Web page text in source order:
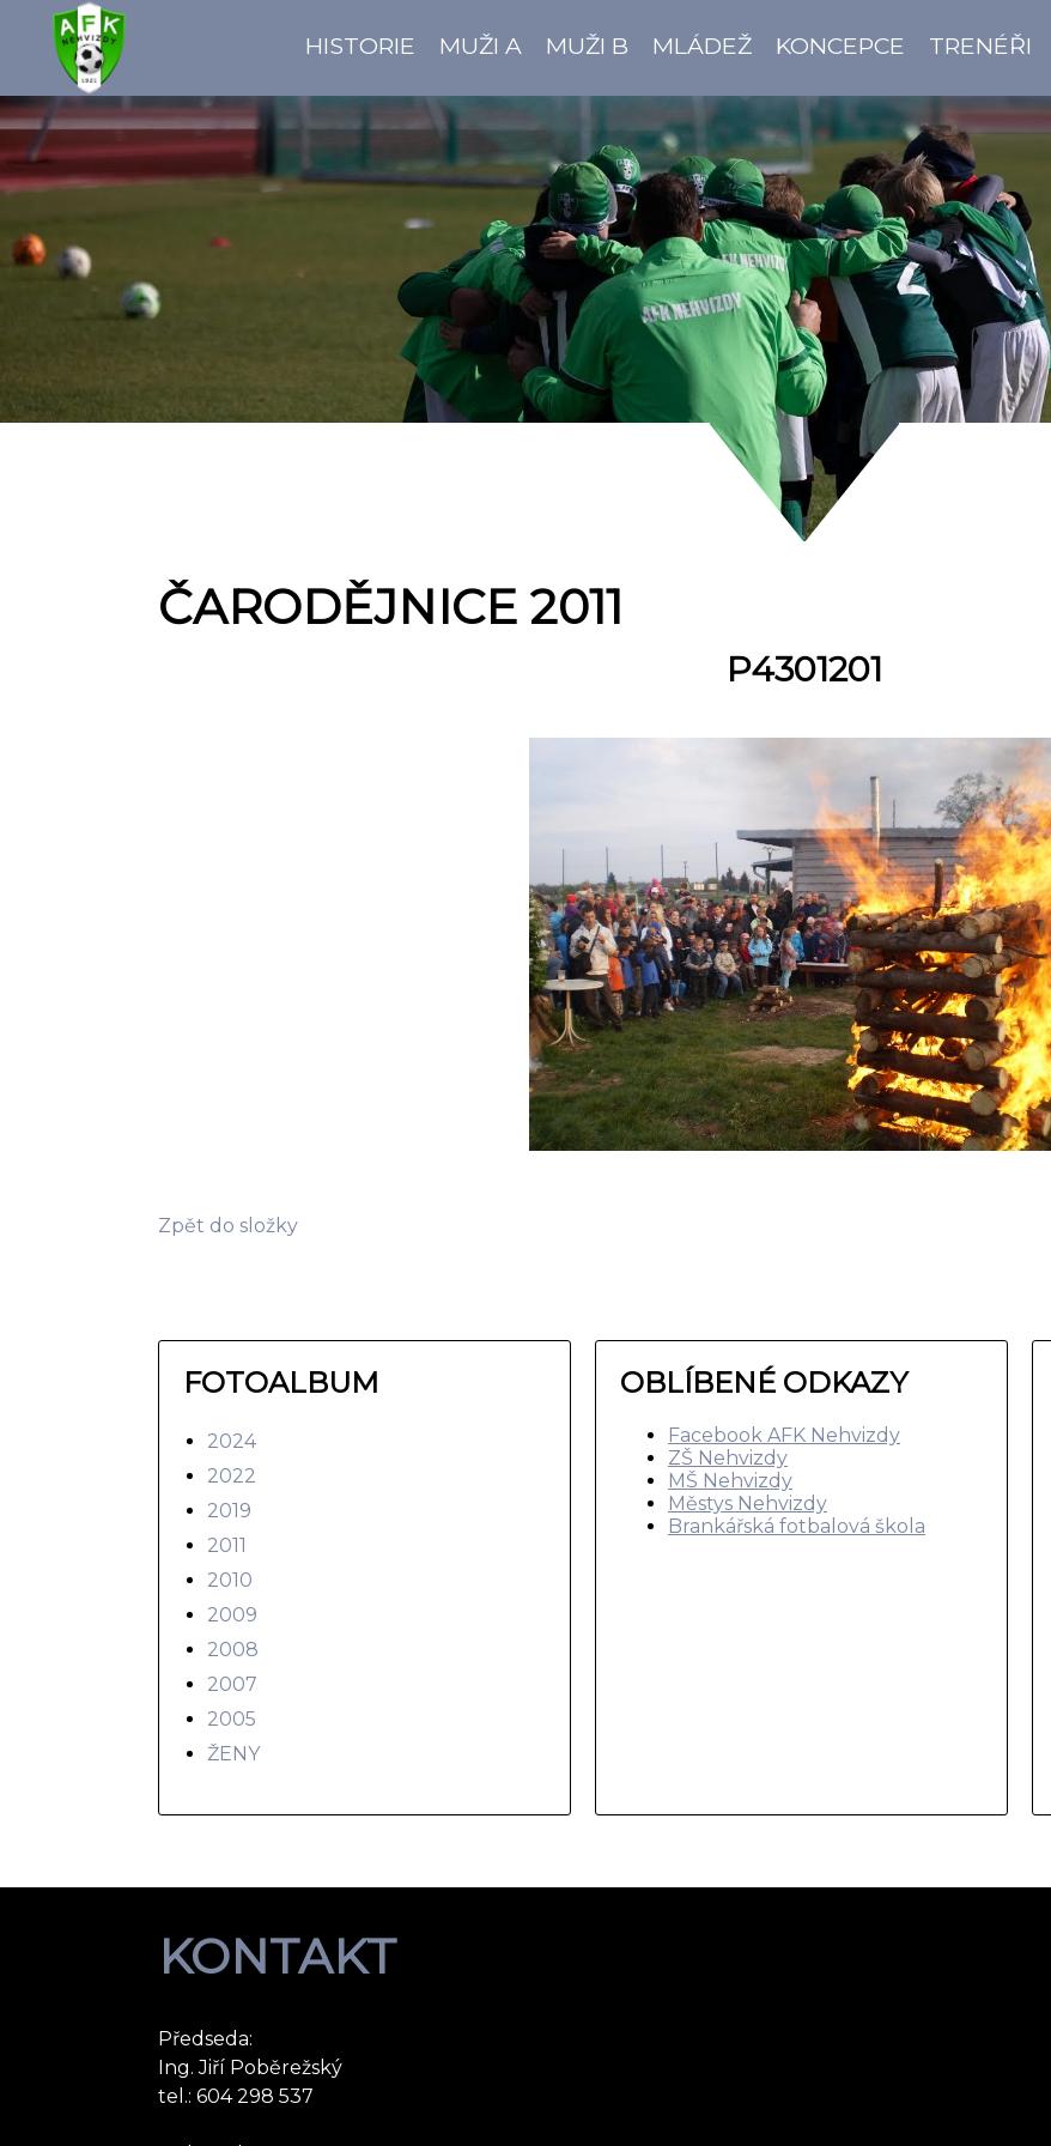
HISTORIE MUŽI A MUŽI B MLÁDEŽ KONCEPCE TRENÉŘI
ČARODĚJNICE 2011
P4301201
Zpět do složky
FOTOALBUM
2024
2022
2019
2011
2010
2009
2008
2007
2005
ŽENY
OBLÍBENÉ ODKAZY
Facebook AFK Nehvizdy
ZŠ Nehvizdy
MŠ Nehvizdy
Městys Nehvizdy
Brankářská fotbalová škola
KONTAKT
Předseda:
Ing. Jiří Poběrežský
tel.: 604 298 537